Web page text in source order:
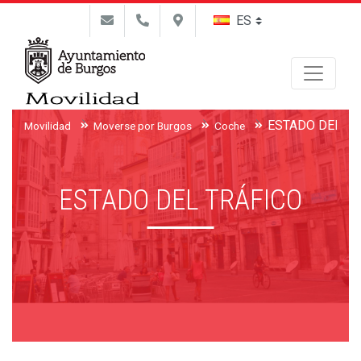
Movilidad Moverse por Burgos Coche ESTADO DEL
ESTADO DEL TRÁFICO